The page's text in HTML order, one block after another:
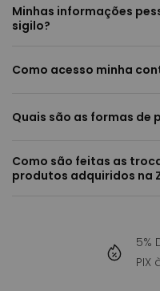
Minhas informações
sigilo?
Como acesso minha
Quais são as formas de
Como são feitas as
produtos adquiridos na
5%
PIX